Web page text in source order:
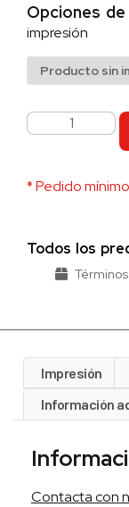
Opciones
impresión
* Pedido
Todos los
Impresión
Información
Contacta con